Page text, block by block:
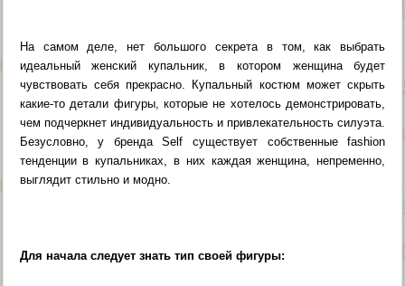
На самом деле, нет большого секрета в том, как выбрать
идеальный женский купальник, в котором женщина будет
чувствовать себя прекрасно. Купальный костюм может скрыть
какие-то детали фигуры, которые не хотелось демонстрировать,
чем подчеркнет индивидуальность и привлекательность силуэта.
Безусловно, у бренда Self существует собственные fashion
тенденции в купальниках, в них каждая женщина, непременно,
выглядит стильно и модно.
Для начала следует знать тип своей фигуры: